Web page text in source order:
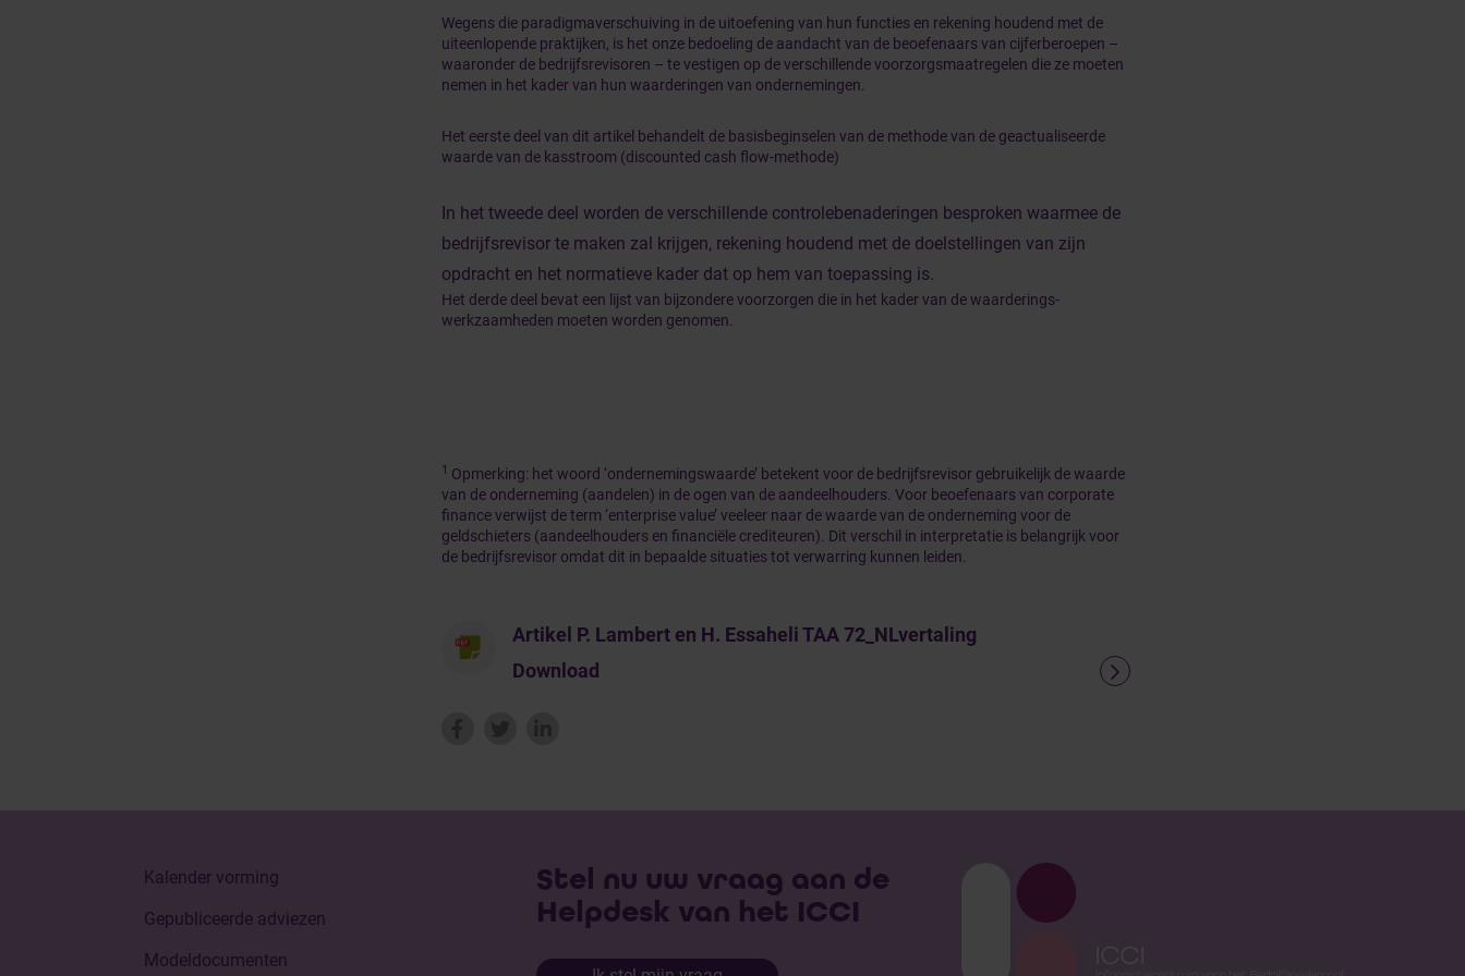
Wegens die paradigmaverschuiving in de uitoefening van hun functies en rekening houdend met de
uiteenlopende praktijken, is het onze bedoeling de aandacht van de beoefenaars van cijferberoepen –
waaronder de bedrijfsrevisoren – te vestigen op de verschillende voorzorgsmaatregelen die ze moeten
nemen in het kader van hun waarderingen van ondernemingen.
Het eerste deel van dit artikel behandelt de basisbeginselen van de methode van de geactualiseerde
waarde van de kasstroom (discounted cash flow-methode)
In het tweede deel worden de verschillende controlebenaderingen besproken waarmee de
bedrijfsrevisor te maken zal krijgen, rekening houdend met de doelstellingen van zijn
opdracht en het normatieve kader dat op hem van toepassing is.
Het derde deel bevat een lijst van bijzondere voorzorgen die in het kader van de waarderings-
werkzaamheden moeten worden genomen.
1 Opmerking: het woord ‘ondernemingswaarde’ betekent voor de bedrijfsrevisor gebruikelijk de waarde
van de onderneming (aandelen) in de ogen van de aandeelhouders. Voor beoefenaars van corporate
finance verwijst de term ‘enterprise value’ veeleer naar de waarde van de onderneming voor de
geldschieters (aandeelhouders en financiële crediteuren). Dit verschil in interpretatie is belangrijk voor
de bedrijfsrevisor omdat dit in bepaalde situaties tot verwarring kunnen leiden.
Artikel P. Lambert en H. Essaheli TAA 72_NLvertaling
Download
Kalender vorming
Gepubliceerde adviezen
Modeldocumenten
Stel nu uw vraag aan de
Helpdesk van het ICCI